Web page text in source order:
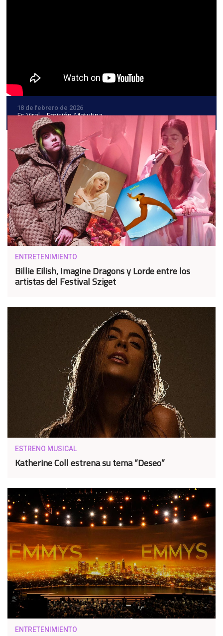
18 de febrero de 2026
Es Viral - Emisión Matutina
ENTRETENIMIENTO
Billie Eilish, Imagine Dragons y Lorde entre los
artistas del Festival Sziget
ESTRENO MUSICAL
Katherine Coll estrena su tema “Deseo”
ENTRETENIMIENTO